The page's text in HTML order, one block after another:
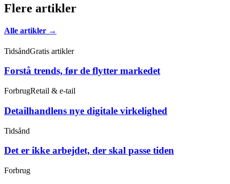
Flere artikler
Alle artikler →
TidsåndGratis artikler
Forstå trends, før de flytter markedet
ForbrugRetail & e-tail
Detailhandlens nye digitale virkelighed
Tidsånd
Det er ikke arbejdet, der skal passe tiden
Forbrug